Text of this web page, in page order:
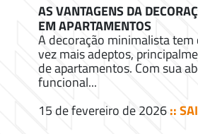
AS VANTAGENS DA
EM APARTAMENTOS
A decoração minimalista
vez mais adeptos,
de apartamentos. Com sua
funcional...
15 de fevereiro de 2026::